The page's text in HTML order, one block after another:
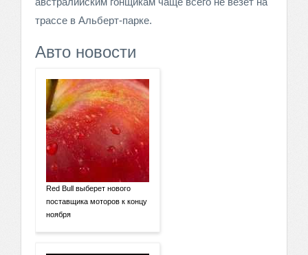
трассе в Альберт-парке.
Авто новости
Red Bull выберет нового
поставщика моторов к концу
ноября